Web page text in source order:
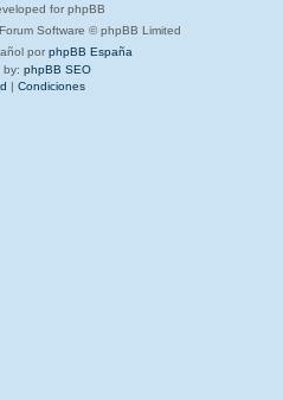
for phpBB
Software © phpBB Limited
por phpBB España
by: phpBB SEO
| Condiciones